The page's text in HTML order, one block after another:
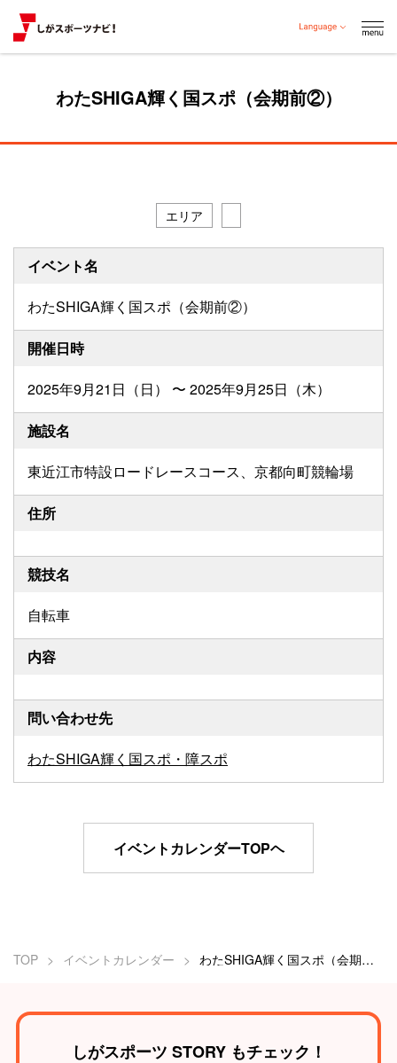
わたSHIGA輝く国スポ（会期前②）
TOP イベントカレンダー わたSHIGA輝く国スポ（会期前②）
エリア
イベント名
わたSHIGA輝く国スポ（会期前②）
開催日時
2025年9月21日（日） 〜 2025年9月25日（木）
施設名
東近江市特設ロードレースコース、京都向町競輪場
住所
競技名
自転車
内容
問い合わせ先
わたSHIGA輝く国スポ・障スポ
イベントカレンダーTOPヘ
しがスポーツ STORY もチェック！